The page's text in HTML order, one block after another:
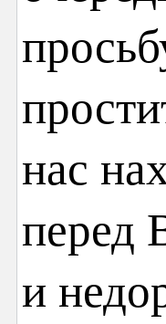
нас
перед
и